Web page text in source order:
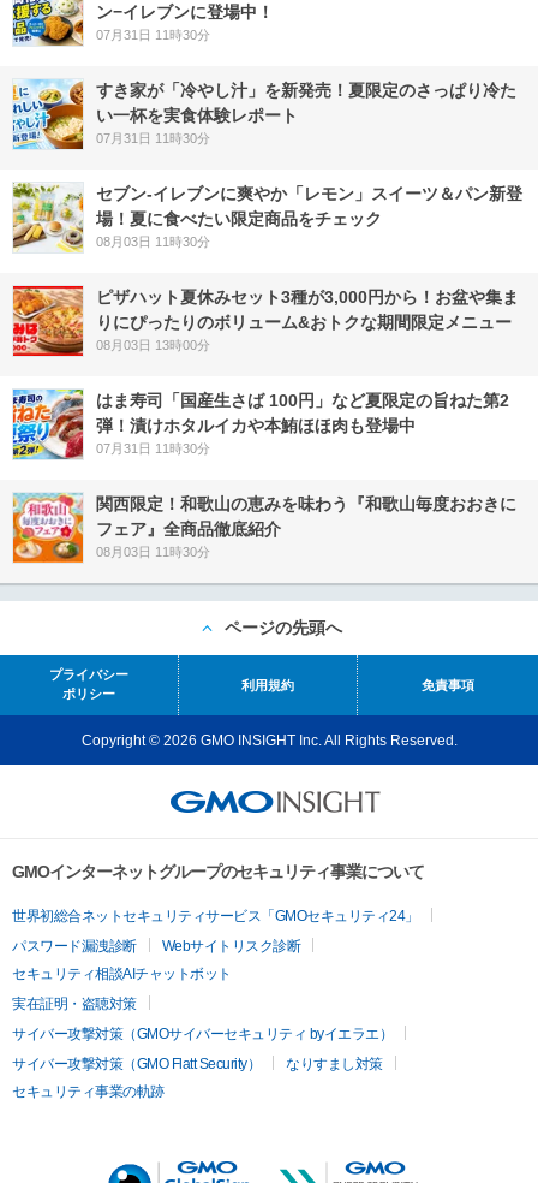
ン−イレブンに登場中！
07月31日 11時30分
すき家が「冷やし汁」を新発売！夏限定のさっぱり冷た
い一杯を実食体験レポート
07月31日 11時30分
セブン‐イレブンに爽やか「レモン」スイーツ＆パン新登
場！夏に食べたい限定商品をチェック
08月03日 11時30分
ピザハット夏休みセット3種が3,000円から！お盆や集ま
りにぴったりのボリューム&おトクな期間限定メニュー
08月03日 13時00分
はま寿司「国産生さば 100円」など夏限定の旨ねた第2
弾！漬けホタルイカや本鮪ほほ肉も登場中
07月31日 11時30分
関西限定！和歌山の恵みを味わう『和歌山毎度おおきに
フェア』全商品徹底紹介
08月03日 11時30分
ページの先頭へ
プライバシー
ポリシー
利用規約 免責事項
Copyright © 2026 GMO INSIGHT Inc. All Rights Reserved.
GMOインターネットグループのセキュリティ事業について
世界初総合ネットセキュリティサービス「GMOセキュリティ24」
パスワード漏洩診断
Webサイトリスク診断
セキュリティ相談AIチャットボット
実在証明・盗聴対策
サイバー攻撃対策（GMOサイバーセキュリティ byイエラエ）
サイバー攻撃対策（GMO Flatt Security）
なりすまし対策
セキュリティ事業の軌跡